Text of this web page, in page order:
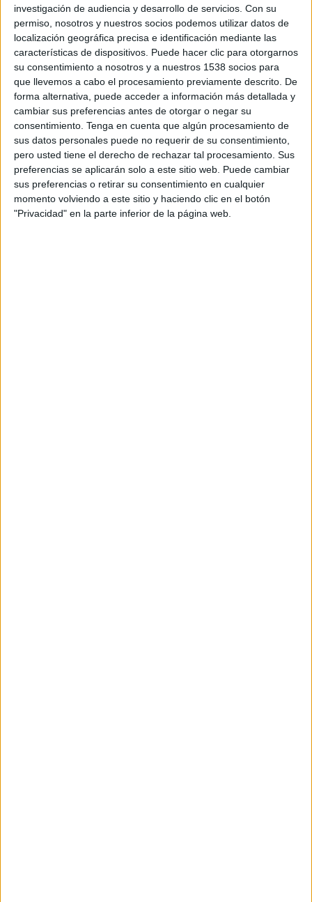
investigación de audiencia y desarrollo de servicios. Con su
permiso, nosotros y nuestros socios podemos utilizar datos de
localización geográfica precisa e identificación mediante las
características de dispositivos. Puede hacer clic para otorgarnos
su consentimiento a nosotros y a nuestros 1538 socios para
que llevemos a cabo el procesamiento previamente descrito. De
forma alternativa, puede acceder a información más detallada y
cambiar sus preferencias antes de otorgar o negar su
consentimiento. Tenga en cuenta que algún procesamiento de
sus datos personales puede no requerir de su consentimiento,
pero usted tiene el derecho de rechazar tal procesamiento. Sus
preferencias se aplicarán solo a este sitio web. Puede cambiar
sus preferencias o retirar su consentimiento en cualquier
momento volviendo a este sitio y haciendo clic en el botón
"Privacidad" en la parte inferior de la página web.
España no entra en Titanio
Los comerciales incluidos en lista corta de Film son tres de Publicis (“Cine francés”-Renault,
“Cirugía” y “Cena”-Visionlab), dos de TBWA (“Pop Ip”-Renfe y “Lluvia de sangre”-Sony), dos de
Bilbao) y uno de Sra. Rushmore (“Ataúdes”-Aquarius), Vitruvio Leo Burnett (“Naves espaciales”-
Festival de Sitges), Tapsa (“Petalos”-Vodafone), Young & Rubicam (“Inventemos el futuro”-
Repsol) y Villar-Rosás (“Rafa Nadal”- Nike).
España no ha logrado entrar en la lista corta de Titanio, donde el claro dominio es de Estados
Unidos con 14 de las 23 piezas seleccionadas.
IMPRIMIR